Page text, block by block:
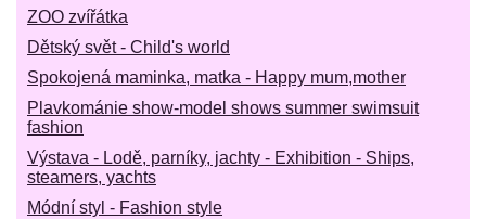
ZOO zvířátka
Dětský svět - Child's world
Spokojená maminka, matka - Happy mum,mother
Plavkománie show-model shows summer swimsuit
fashion
Výstava - Lodě, parníky, jachty - Exhibition - Ships,
steamers, yachts
Módní styl - Fashion style